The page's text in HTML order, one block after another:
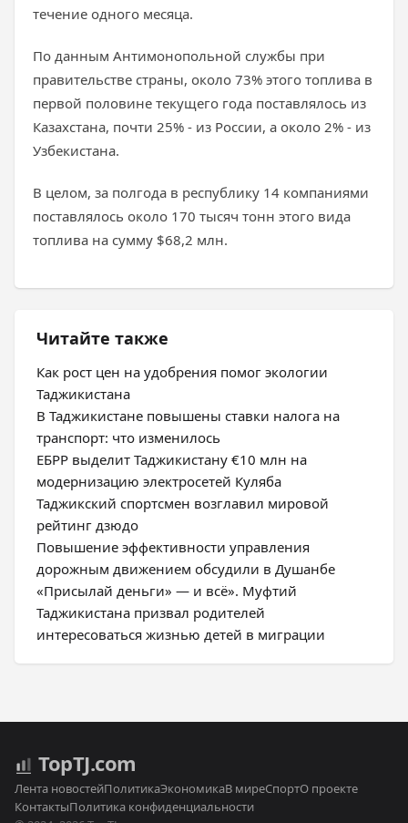
течение одного месяца.
По данным Антимонопольной службы при
правительстве страны, около 73% этого топлива в
первой половине текущего года поставлялось из
Казахстана, почти 25% - из России, а около 2% - из
Узбекистана.
В целом, за полгода в республику 14 компаниями
поставлялось около 170 тысяч тонн этого вида
топлива на сумму $68,2 млн.
Читайте также
Как рост цен на удобрения помог экологии
Таджикистана
В Таджикистане повышены ставки налога на
транспорт: что изменилось
ЕБРР выделит Таджикистану €10 млн на
модернизацию электросетей Куляба
Таджикский спортсмен возглавил мировой
рейтинг дзюдо
Повышение эффективности управления
дорожным движением обсудили в Душанбе
«Присылай деньги» — и всё». Муфтий
Таджикистана призвал родителей
интересоваться жизнью детей в миграции
TopTJ.com
Лента новостейПолитикаЭкономикаВ миреСпортО проекте
КонтактыПолитика конфиденциальности